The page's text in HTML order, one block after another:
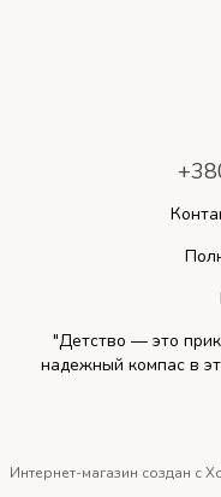
"Детство — это
надежный компас в
Интернет-магазин создан с